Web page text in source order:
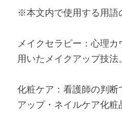
※本文内で使用する用語
メイクセラピー：心理
用いたメイクアップ技法。
化粧ケア：看護師の判断
アップ・ネイルケア化